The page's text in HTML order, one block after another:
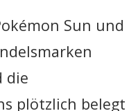
Sun und
die
plötzlich belegt